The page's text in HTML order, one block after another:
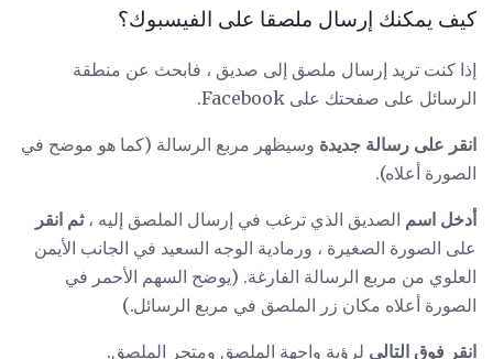
كيف يمكنك إرسال ملصقا على الفيسبوك؟
إذا كنت تريد إرسال ملصق إلى صديق ، فابحث عن منطقة
الرسائل على صفحتك على Facebook.
انقر على رسالة جديدة وسيظهر مربع الرسالة (كما هو موضح في
الصورة أعلاه).
أدخل اسم الصديق الذي ترغب في إرسال الملصق إليه ،ثم انقر
على الصورة الصغيرة ، ورمادية الوجه السعيد في الجانب الأيمن
العلوي من مربع الرسالة الفارغة. (يوضح السهم الأحمر في
الصورة أعلاه مكان زر الملصق في مربع الرسائل.)
انقر فوق التالي لرؤية واجهة الملصق ومتجر الملصق.